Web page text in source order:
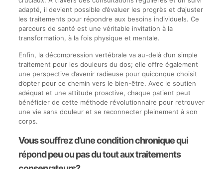
adapté, il devient possible d’évaluer les progrès et d’ajuster
les traitements pour répondre aux besoins individuels. Ce
parcours de santé est une véritable invitation à la
transformation, à la fois physique et mentale.
Enfin, la décompression vertébrale va au-delà d’un simple
traitement pour les douleurs du dos; elle offre également
une perspective d’avenir radieuse pour quiconque choisit
d’opter pour ce chemin vers le bien-être. Avec le soutien
adéquat et une attitude proactive, chaque patient peut
bénéficier de cette méthode révolutionnaire pour retrouver
une vie sans douleur et se reconnecter pleinement à son
corps.
Vous souffrez d’une condition chronique qui
répond peu ou pas du tout aux traitements